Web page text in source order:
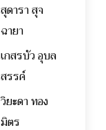
สุดารา สุจ
ฉายา
เกสรบัว อุบล
สรรค์
วิยะดา ทอง
มิตร